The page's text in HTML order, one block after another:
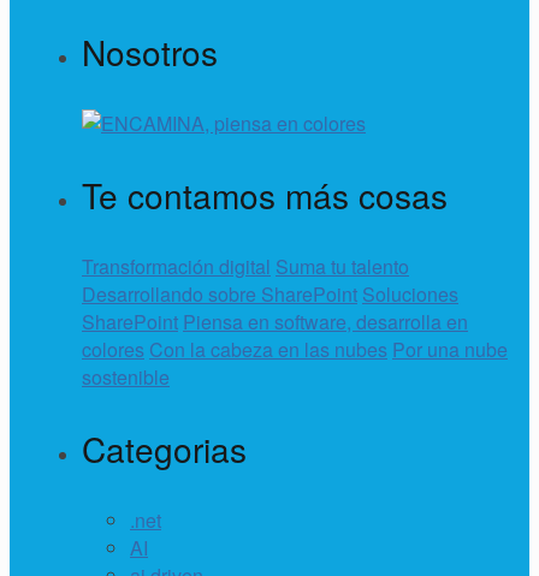
Nosotros
Te contamos más cosas
Transformación digital Suma tu talento
Desarrollando sobre SharePoint Soluciones
SharePoint Piensa en software, desarrolla en
colores Con la cabeza en las nubes Por una nube
sostenible
Categorias
.net
AI